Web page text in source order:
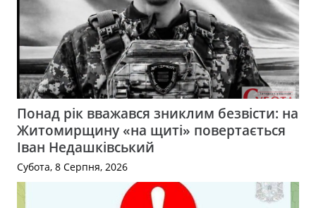
Понад рік вважався зниклим безвісти: на
Житомирщину «на щиті» повертається
Іван Недашківський
Субота, 8 Серпня, 2026